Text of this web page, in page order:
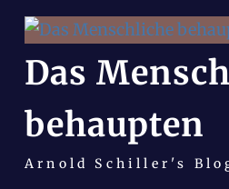
Das
behaupten
Arnold Schiller's